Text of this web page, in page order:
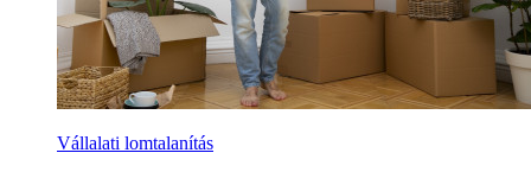
Vállalati lomtalanítás